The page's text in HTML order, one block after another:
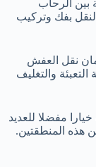
بين الرحاب
بفك وتركيب
نقل العفش
والتغليف
مفضلا للعديد
هذه المنطقتين.